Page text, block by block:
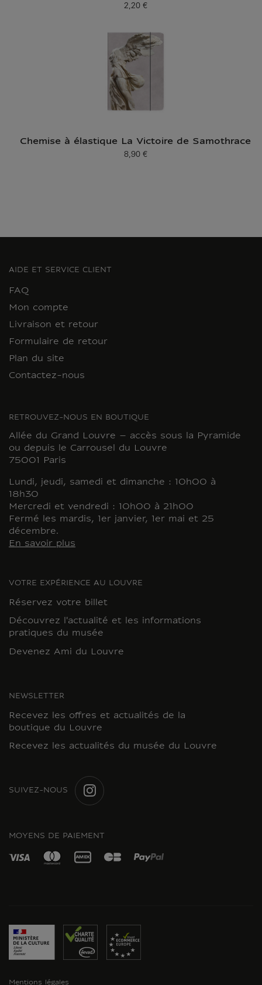
Prix ​​actuel
2,20 €
Chemise à élastique La Victoire de Samothrace
Prix ​​actuel
8,90 €
AIDE ET SERVICE CLIENT
FAQ
Mon compte
Livraison et retour
Formulaire de retour
Plan du site
Contactez-nous
RETROUVEZ-NOUS EN BOUTIQUE
Allée du Grand Louvre – accès sous la Pyramide
ou depuis le Carrousel du Louvre
75001 Paris
Lundi, jeudi, samedi et dimanche : 10h00 à
18h30
Mercredi et vendredi : 10h00 à 21h00
Fermé les mardis, 1er janvier, 1er mai et 25
décembre.
En savoir plus
VOTRE EXPÉRIENCE AU LOUVRE
Réservez votre billet
Découvrez l'actualité et les informations
pratiques du musée
Devenez Ami du Louvre
NEWSLETTER
Recevez les offres et actualités de la
boutique du Louvre
Recevez les actualités du musée du Louvre
SUIVEZ-NOUS
MOYENS DE PAIEMENT
Mentions légales